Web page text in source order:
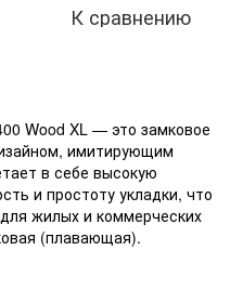
К сравнению
Wood XL — это замковое
имитирующим
в себе высокую
и простоту укладки, что
жилых и коммерческих
(плавающая).